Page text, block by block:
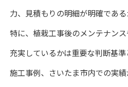
力、見積もりの明細が明確である
特に、植栽工事後のメンテナン
充実しているかは重要な判断基
施工事例、さいたま市内での実